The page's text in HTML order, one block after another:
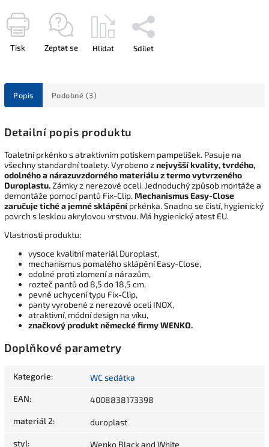
Tisk Zeptat se Hlídat Sdílet
Popis Podobné (3)
Detailní popis produktu
Toaletní prkénko s atraktivním potiskem pampelišek. Pasuje na
všechny standardní toalety. Vyrobeno znejvyšší kvality, tvrdého,
odolného a nárazuvzdorného materiálu z termo vytvrzeného
Duroplastu.Zámky z nerezové oceli. Jednoduchý způsob montáže a
demontáže pomocí pantů Fix-Clip.Mechanismus Easy-Close
zaručujetiché a jemné sklápěníprkénka. Snadno se čistí, hygienický
povrch s lesklou akrylovou vrstvou. Má hygienický atest EU.
Vlastnosti produktu:
vysoce kvalitní materiál Duroplast,
mechanismus pomalého sklápění Easy-Close,
odolné proti zlomení a nárazům,
rozteč pantů od 8,5 do 18,5 cm,
pevné uchycení typu Fix-Clip,
panty vyrobené z nerezové oceli INOX,
atraktivní, módní design na víku,
značkový produkt německé firmy WENKO.
Doplňkové parametry
Kategorie: WC sedátka
EAN: 4008838173398
materiál 2: duroplast
styl: Wenko Black and White